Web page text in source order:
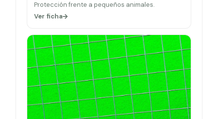
Protección frente a pequeños animales.
Ver ficha